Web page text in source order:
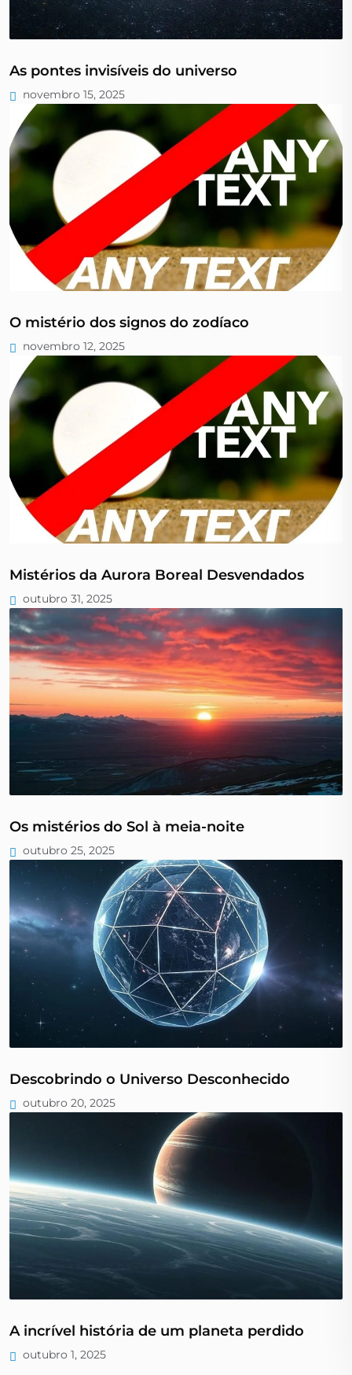
As pontes invisíveis do universo
novembro 15, 2025
O mistério dos signos do zodíaco
novembro 12, 2025
Mistérios da Aurora Boreal Desvendados
outubro 31, 2025
Os mistérios do Sol à meia-noite
outubro 25, 2025
Descobrindo o Universo Desconhecido
outubro 20, 2025
A incrível história de um planeta perdido
outubro 1, 2025